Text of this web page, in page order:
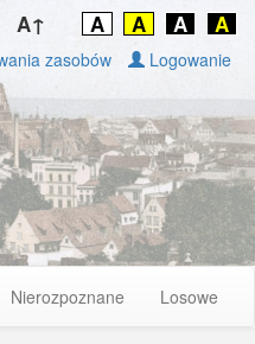
A↑ A A A A
zasobów Logowanie
Nierozpoznane Losowe